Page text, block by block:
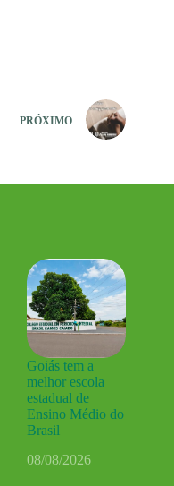
PRÓXIMO
Goiás tem a
melhor escola
estadual de
Ensino Médio do
Brasil
08/08/2026